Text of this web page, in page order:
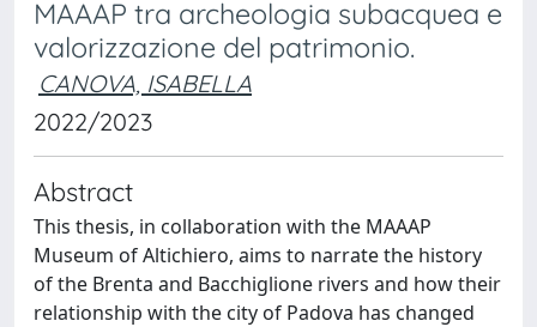
MAAAP tra archeologia subacquea e
valorizzazione del patrimonio.
CANOVA, ISABELLA
2022/2023
Abstract
This thesis, in collaboration with the MAAAP
Museum of Altichiero, aims to narrate the history
of the Brenta and Bacchiglione rivers and how their
relationship with the city of Padova has changed